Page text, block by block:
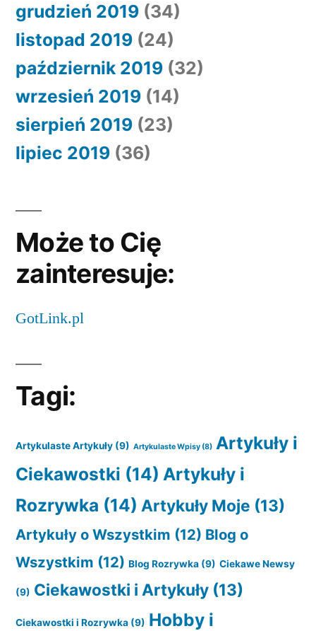
grudzień 2019 (34)
listopad 2019 (24)
październik 2019 (32)
wrzesień 2019 (14)
sierpień 2019 (23)
lipiec 2019 (36)
Może to Cię
zainteresuje:
GotLink.pl
Tagi:
Artykulaste Artykuły (9) Artykulaste Wpisy (8) Artykuły i
Ciekawostki (14) Artykuły i
Rozrywka (14) Artykuły Moje (13)
Artykuły o Wszystkim (12) Blog o
Wszystkim (12) Blog Rozrywka (9) Ciekawe Newsy
(9) Ciekawostki i Artykuły (13)
Ciekawostki i Rozrywka (9) Hobby i